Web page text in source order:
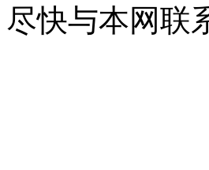
尽快与本网联